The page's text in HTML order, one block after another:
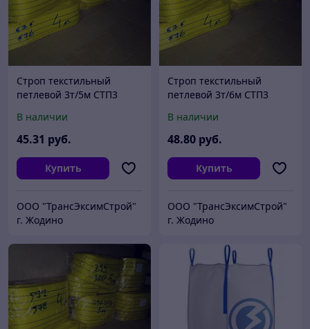
Строп текстильный
петлевой 3т/5м СТП3
В наличии
45.31 руб.
Купить
ООО "ТрансЭксимСтрой"
г. Жодино
Строп текстильный
петлевой 3т/6м СТП3
В наличии
48.80 руб.
Купить
ООО "ТрансЭксимСтрой"
г. Жодино